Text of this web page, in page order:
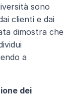
sono
clienti e dai
dimostra che
a
dei